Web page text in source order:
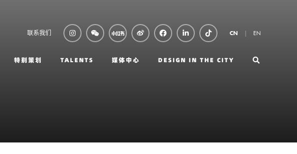
联系我们 CN EN
特别策划 TALENTS 媒体中心 DESIGN IN THE CITY